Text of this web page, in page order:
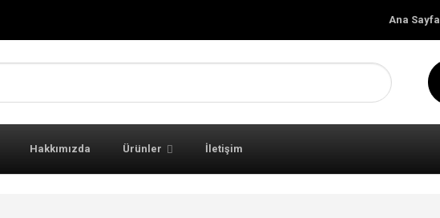
Ana Sayfa
Hakkımızda Ürünler İletişim